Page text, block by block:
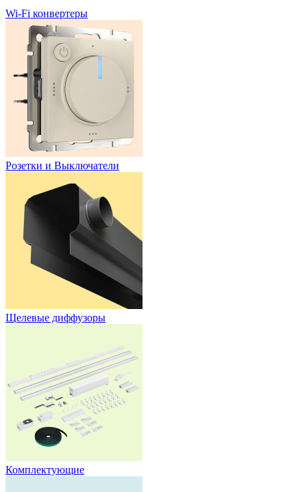
Wi-Fi конвертеры
Розетки и Выключатели
Щелевые диффузоры
Комплектующие